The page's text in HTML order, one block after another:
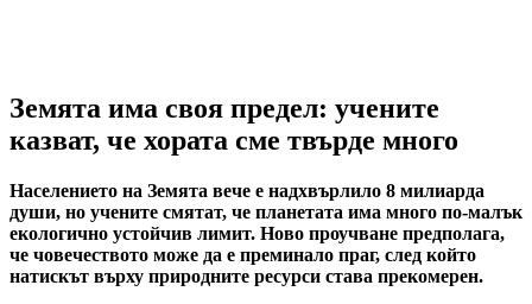
Земята има своя предел: учените
казват, че хората сме твърде много
Населението на Земята вече е надхвърлило 8 милиарда
души, но учените смятат, че планетата има много по-малък
екологично устойчив лимит. Ново проучване предполага,
че човечеството може да е преминало праг, след който
натискът върху природните ресурси става прекомерен.